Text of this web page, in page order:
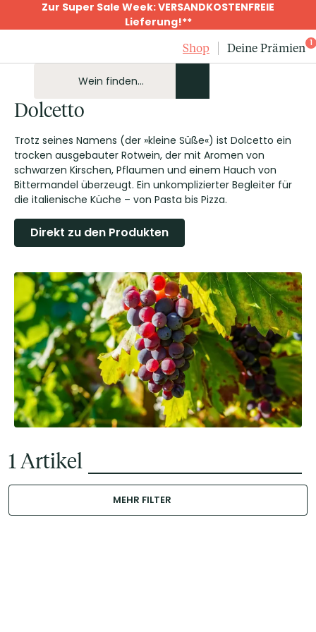
Zur Super Sale Week: VERSANDKOSTENFREIE
Lieferung!**
Shop
Deine Prämien 1
Dolcetto
Trotz seines Namens (der »kleine Süße«) ist Dolcetto ein
trocken ausgebauter Rotwein, der mit Aromen von
schwarzen Kirschen, Pflaumen und einem Hauch von
Bittermandel überzeugt. Ein unkomplizierter Begleiter für
die italienische Küche – von Pasta bis Pizza.
Direkt zu den Produkten
1Artikel
MEHR FILTER